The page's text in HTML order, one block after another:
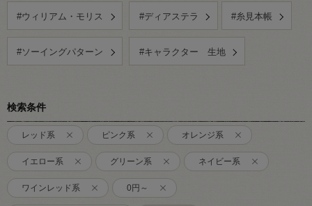
#ウィリアム・モリス #ディアステラ #糸見本帳
#ソーイングパターン #キャラクター 生地
検索条件
レッド系 ピンク系 オレンジ系
イエロー系 グリーン系 ネイビー系
ワインレッド系 0円～